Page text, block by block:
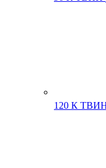
120 К